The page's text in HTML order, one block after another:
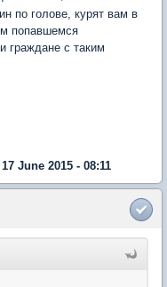
по голове, курят вам в
попавшемся
граждане с таким
June 2015 - 08:11